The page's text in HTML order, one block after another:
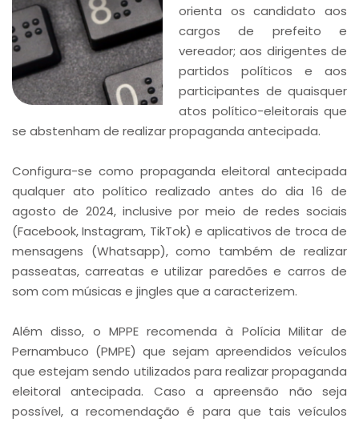
orienta os candidato aos
cargos de prefeito e
vereador; aos dirigentes de
partidos políticos e aos
participantes de quaisquer
atos político-eleitorais que
se abstenham de realizar propaganda antecipada.
Configura-se como propaganda eleitoral antecipada
qualquer ato político realizado antes do dia 16 de
agosto de 2024, inclusive por meio de redes sociais
(Facebook, Instagram, TikTok) e aplicativos de troca de
mensagens (Whatsapp), como também de realizar
passeatas, carreatas e utilizar paredões e carros de
som com músicas e jingles que a caracterizem.
Além disso, o MPPE recomenda à Polícia Militar de
Pernambuco (PMPE) que sejam apreendidos veículos
que estejam sendo utilizados para realizar propaganda
eleitoral antecipada. Caso a apreensão não seja
possível, a recomendação é para que tais veículos